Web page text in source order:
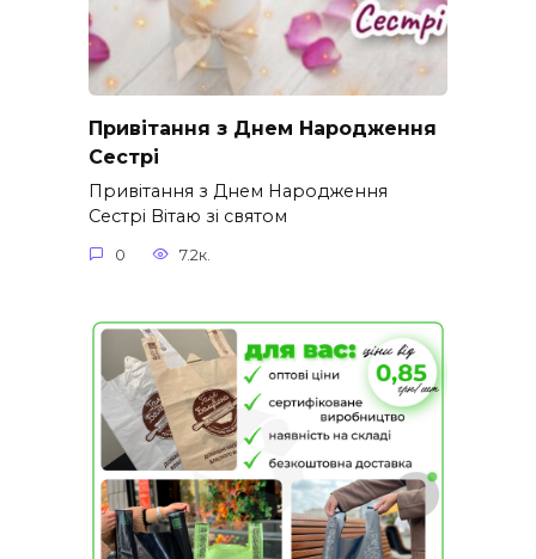
Привітання з Днем Народження
Сестрі
Привітання з Днем Народження
Сестрі Вітаю зі святом
0 7.2к.